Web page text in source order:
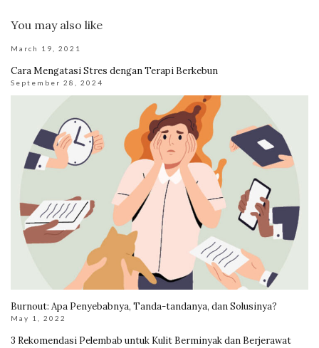
You may also like
March 19, 2021
Cara Mengatasi Stres dengan Terapi Berkebun
September 28, 2024
Burnout: Apa Penyebabnya, Tanda-tandanya, dan Solusinya?
May 1, 2022
3 Rekomendasi Pelembab untuk Kulit Berminyak dan Berjerawat